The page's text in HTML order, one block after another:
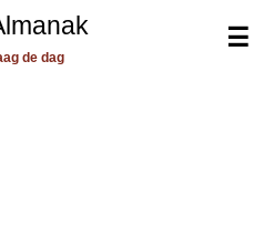
☰
de dag